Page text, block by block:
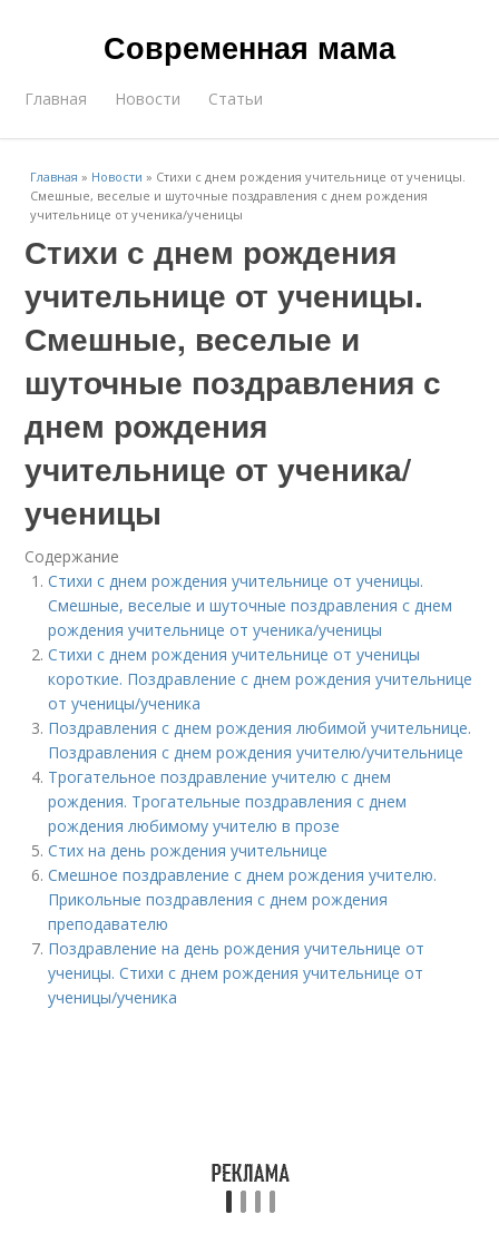
Современная мама
Главная Новости Статьи
Главная » Новости » Стихи с днем рождения учительнице от ученицы.
Смешные, веселые и шуточные поздравления с днем рождения
учительнице от ученика/ученицы
Стихи с днем рождения
учительнице от ученицы.
Смешные, веселые и
шуточные поздравления с
днем рождения
учительнице от ученика/
ученицы
Содержание
Стихи с днем рождения учительнице от ученицы.
Смешные, веселые и шуточные поздравления с днем
рождения учительнице от ученика/ученицы
Стихи с днем рождения учительнице от ученицы
короткие. Поздравление с днем рождения учительнице
от ученицы/ученика
Поздравления с днем рождения любимой учительнице.
Поздравления с днем рождения учителю/учительнице
Трогательное поздравление учителю с днем
рождения. Трогательные поздравления с днем
рождения любимому учителю в прозе
Стих на день рождения учительнице
Смешное поздравление с днем рождения учителю.
Прикольные поздравления с днем рождения
преподавателю
Поздравление на день рождения учительнице от
ученицы. Стихи с днем рождения учительнице от
ученицы/ученика